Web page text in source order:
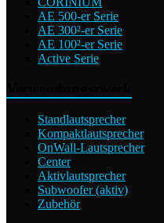
AE 500-er Serie
AE 300²-er Serie
AE 100²-er Serie
Active Serie
Standlautsprecher
Kompaktlautsprecher
OnWall-Lautsprecher
Center
Aktivlautsprecher
Subwoofer (aktiv)
Zubehör